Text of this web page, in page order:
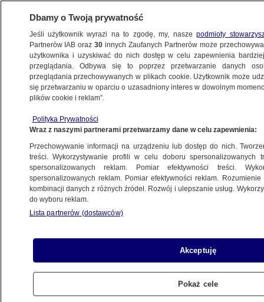
HANDEL
Eksport tego produktu jest wart setki
milionów. Polska liderem
BIZNES
"Dziewczyny, nie dajcie się
nabrać". Rośnie zainteresowanie
materiałami premium
Natalia Szostak
"Kasy samoobsługowe stały się
koniecznością", choć "generują
wyższe straty"
Dbamy o Twoją prywatność
Jeśli użytkownik wyrazi na to zgodę, my, naszepodmioty
Partnerów IAB oraz30 innych Zaufanych Partnerów może
użytkownika i uzyskiwać do nich dostęp w celu zapewnienia
przeglądania. Odbywa się to poprzez przetwarzanie danych
przeglądania przechowywanych w plikach cookie. Użytkownik może
się przetwarzaniu w oparciu o uzasadniony interes w dowolnym
plików cookie i reklam”.
Polityka Prywatności
Wraz z naszymi partnerami przetwarzamy dane w celu zapewnienia:
Przechowywanie informacji na urządzeniu lub dostęp do nich.
treści. Wykorzystywanie profili w celu doboru spersonalizowanych
spersonalizowanych reklam. Pomiar efektywności treści.
spersonalizowanych reklam. Pomiar efektywności reklam.
kombinacji danych z różnych źródeł. Rozwój i ulepszanie usług.
do wyboru reklam.
Lista partnerów (dostawców)
Akceptuję
Pokaż cele